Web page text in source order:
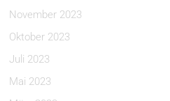
November 2023
Oktober 2023
Juli 2023
Mai 2023